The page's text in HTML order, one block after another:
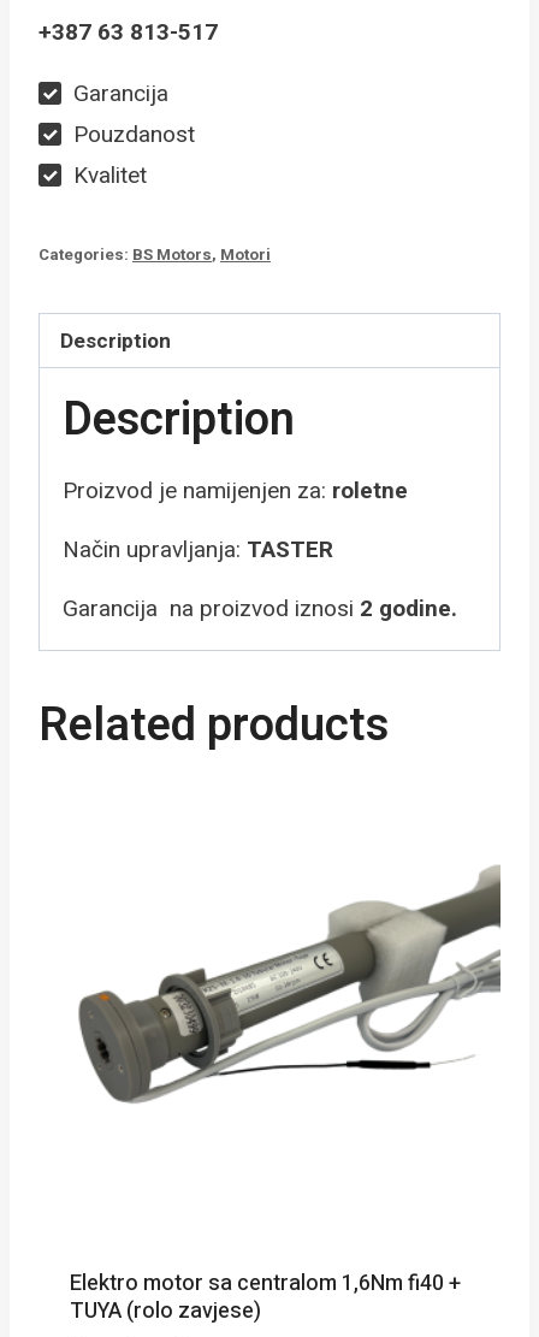
+387 63 813-517
Garancija
Pouzdanost
Kvalitet
Categories: BS Motors, Motori
Description
Description
Proizvod je namijenjen za: roletne
Način upravljanja: TASTER
Garancija na proizvod iznosi 2 godine.
Related products
Elektro motor sa centralom 1,6Nm fi40 +
TUYA (rolo zavjese)